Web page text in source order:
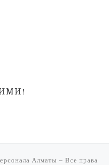
Алматы – Все права